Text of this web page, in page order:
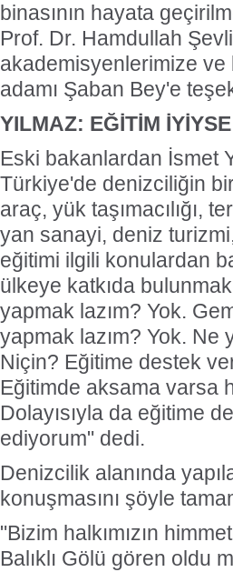
binasının hayata
Prof. Dr. Hamdullah
akademisyenlerimize ve
adamı Şaban Bey'e
YILMAZ: EĞİTİM
Eski bakanlardan İsmet
Türkiye'de denizciliğin
araç, yük taşımacılığı,
yan sanayi, deniz
eğitimi ilgili konulardan
ülkeye katkıda
yapmak lazım? Yok.
yapmak lazım? Yok. Ne
Niçin? Eğitime destek
Eğitimde aksama varsa
Dolayısıyla da eğitime
ediyorum" dedi.
Denizcilik alanında
konuşmasını şöyle
"Bizim halkımızın
Balıklı Gölü gören oldu